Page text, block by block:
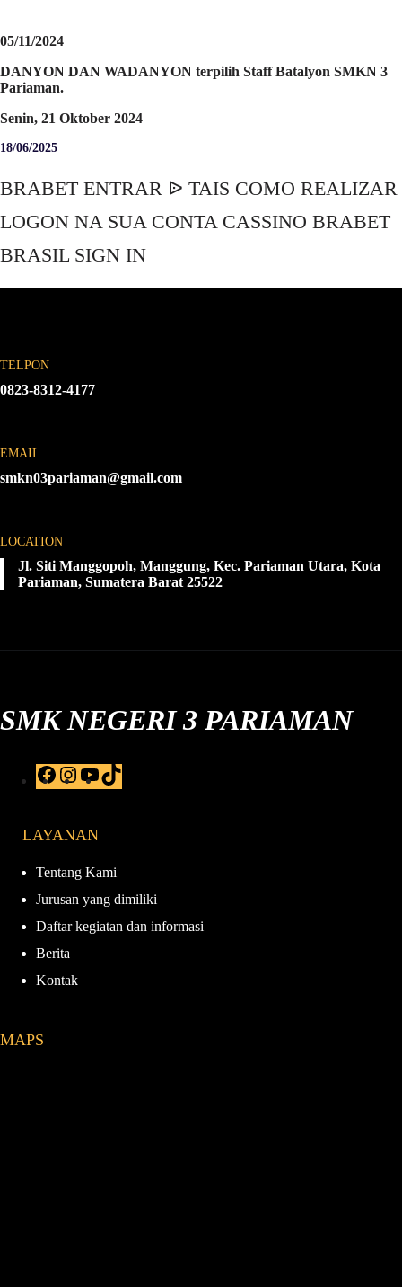
05/11/2024
DANYON DAN WADANYON terpilih Staff Batalyon SMKN 3
Pariaman.
Senin, 21 Oktober 2024
18/06/2025
BRABET ENTRAR ᐉ TAIS COMO REALIZAR
LOGON NA SUA CONTA CASSINO BRABET
BRASIL SIGN IN
TELPON
0823-8312-4177
EMAIL
smkn03pariaman@gmail.com
LOCATION
Jl. Siti Manggopoh, Manggung, Kec. Pariaman Utara, Kota
Pariaman, Sumatera Barat 25522
SMK NEGERI 3 PARIAMAN
F
a
b
o
I
n
a
r
a
m
Y
o
e
i
LAYANAN
Tentang Kami
Jurusan yang dimiliki
Daftar kegiatan dan informasi
Berita
Kontak
MAPS